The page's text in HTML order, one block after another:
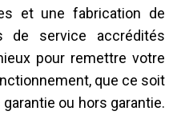
et une fabrication de
de service accrédités
pour remettre votre
que ce soit
ou hors garantie.